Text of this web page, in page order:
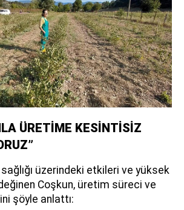
ÜRETİME KESİNTİSİZ
sağlığı üzerindeki etkileri ve yüksek
Coşkun, üretim süreci ve
şöyle anlattı: